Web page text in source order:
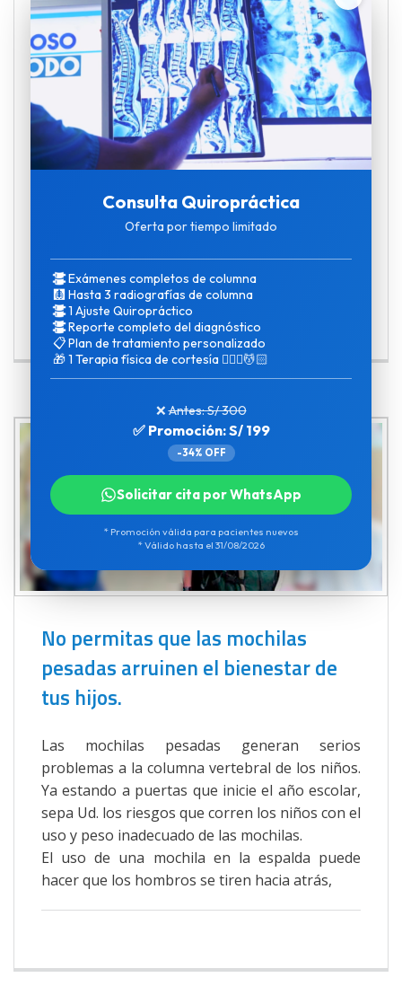
fisioterapia como servicio complementario? Así
es, nuestro sistema de tratamiento integral
comprende una serie de terapias que pueden
ser usadas en conjunto o individualmente,
dependiendo del diagnóstico del paciente y de
la fase de tratamiento en que se encuentre.
Además, contamos con un equipo de
función es aliviar y descontracturar los
musculos para permitir una pronta
quiroprácticos.
No permitas que las mochilas
pesadas arruinen el bienestar de
tus hijos.
Las mochilas pesadas generan serios
problemas a la columna vertebral de los niños.
Ya estando a puertas que inicie el año escolar,
sepa Ud. los riesgos que corren los niños con el
uso y peso inadecuado de las mochilas.
El uso de una mochila en la espalda puede
hacer que los hombros se tiren hacia atrás,
Consulta Quiropráctica
Oferta por tiempo limitado
Exámenes completos de columna
🩻 Hasta 3 radiografías de columna
1 Ajuste Quiropráctico
Reporte completo del diagnóstico
📋Plan de tratamiento personalizado
🎁1 Terapia física de cortesía 💆🏻‍♀️💆🏻
❌Antes: S/ 300
✅ Promoción: S/ 199
-34% OFF
Solicitar cita por WhatsApp
* Promoción válida para pacientes nuevos
* Válido hasta el 31/08/2026